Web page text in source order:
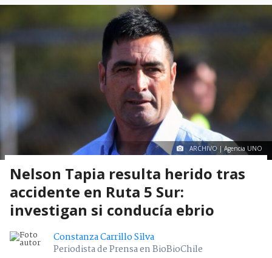
ARCHIVO | Agencia UNO
Nelson Tapia resulta herido tras
accidente en Ruta 5 Sur:
investigan si conducía ebrio
Constanza Carrillo Silva
Periodista de Prensa en BioBioChile